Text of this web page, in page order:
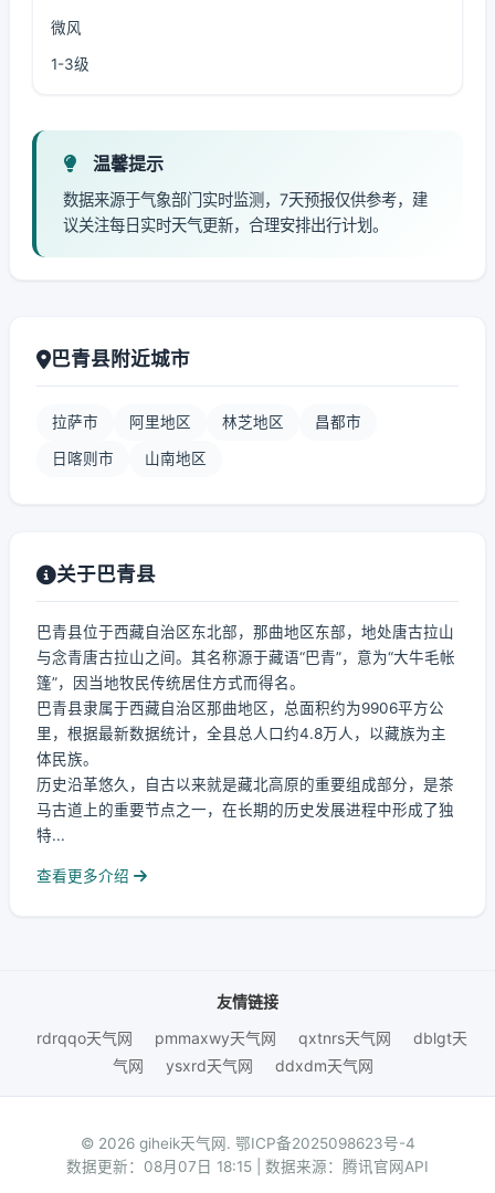
微风
1-3级
温馨提示
数据来源于气象部门实时监测，7天预报仅供参考，建
议关注每日实时天气更新，合理安排出行计划。
巴青县附近城市
拉萨市 阿里地区 林芝地区 昌都市
日喀则市 山南地区
关于巴青县
巴青县位于西藏自治区东北部，那曲地区东部，地处唐古拉山
与念青唐古拉山之间。其名称源于藏语“巴青”，意为“大牛毛帐
篷”，因当地牧民传统居住方式而得名。
巴青县隶属于西藏自治区那曲地区，总面积约为9906平方公
里，根据最新数据统计，全县总人口约4.8万人，以藏族为主
体民族。
历史沿革悠久，自古以来就是藏北高原的重要组成部分，是茶
马古道上的重要节点之一，在长期的历史发展进程中形成了独
特...
查看更多介绍
友情链接
rdrqqo天气网
pmmaxwy天气网 qxtnrs天气网
dblgt天
气网
ysxrd天气网 ddxdm天气网
© 2026 giheik天气网. 鄂ICP备2025098623号-4
数据更新：08月07日 18:15 | 数据来源：腾讯官网API